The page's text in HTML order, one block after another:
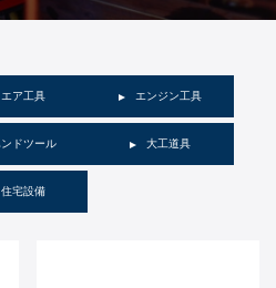
エア工具 エンジン工具
ドツール 大工道具
住宅設備